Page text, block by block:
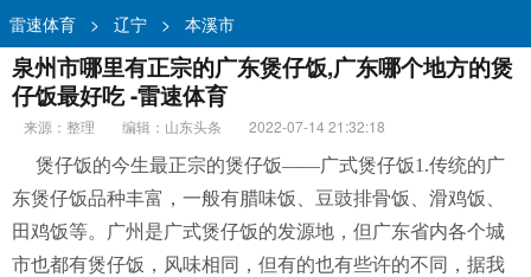
雷速体育 > 辽宁 > 本溪市
泉州市哪里有正宗的广东煲仔饭,广东哪个地方的煲
仔饭最好吃 -雷速体育
来源：整理 编辑：山东头条
2022-07-14 21:32:18
煲仔饭的今生最正宗的煲仔饭——广式煲仔饭1.传统的广
东煲仔饭品种丰富，一般有腊味饭、豆豉排骨饭、滑鸡饭、
田鸡饭等。广州是广式煲仔饭的发源地，但广东省内各个城
市也都有煲仔饭，风味相同，但有的也有些许的不同，据我